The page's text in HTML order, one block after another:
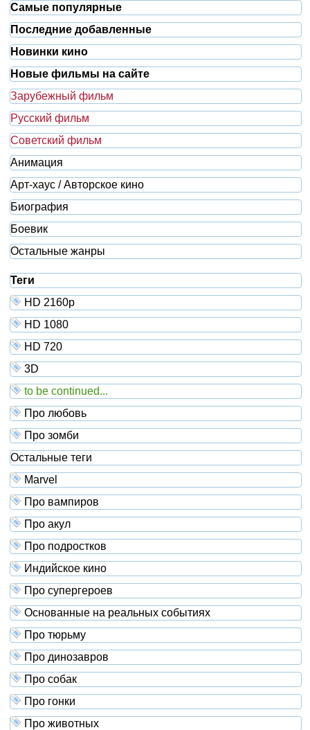
Самые популярные
Последние добавленные
Новинки кино
Новые фильмы на сайте
Зарубежный фильм
Русский фильм
Советский фильм
Анимация
Арт-хаус / Авторское кино
Биография
Боевик
Остальные жанры
Теги
HD 2160р
HD 1080
HD 720
3D
to be continued...
Про любовь
Про зомби
Остальные теги
Marvel
Про вампиров
Про акул
Про подростков
Индийское кино
Про супергероев
Основанные на реальных событиях
Про тюрьму
Про динозавров
Про собак
Про гонки
Про животных